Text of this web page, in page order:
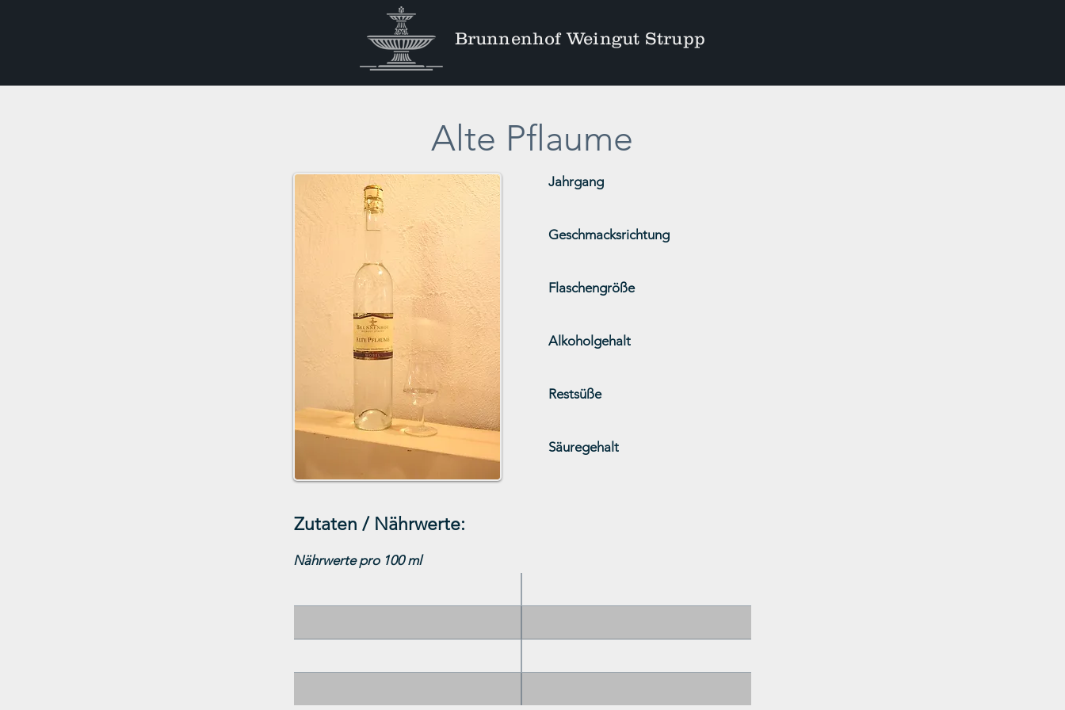
Brunnenhof Weingut Strupp
Alte Pflaume
Jahrgang
Geschmacksrichtung
Flaschengröße
Alkoholgehalt
Restsüße
Säuregehalt
Zutaten / Nährwerte:
Nährwerte pro 100 ml